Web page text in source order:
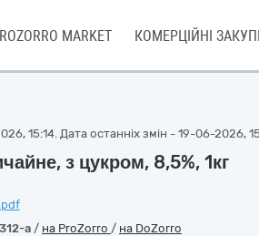
MARKET КОМЕРЦІЙНІ
15:14. Дата останніх змін - 19-06-2026,
з цукром, 8,5%, 1кг
a/ на ProZorro / на DoZorro